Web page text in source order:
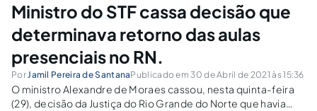
Ministro do STF cassa decisão que
determinava retorno das aulas
presenciais no RN.
PorJamil Pereira de SantanaPublicado em 30 de Abril de 2021 às 15:36
O ministro Alexandre de Moraes cassou, nesta quinta-feira
(29), decisão da Justiça do Rio Grande do Norte que havia